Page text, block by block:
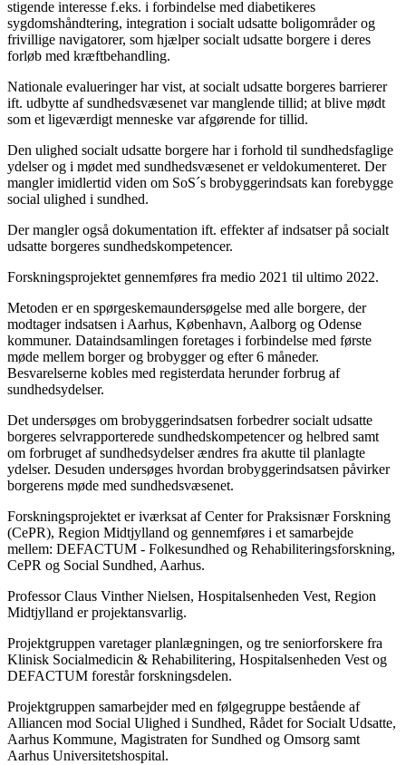
stigende interesse f.eks. i forbindelse med diabetikeres
sygdomshåndtering, integration i socialt udsatte boligområder og
frivillige navigatorer, som hjælper socialt udsatte borgere i deres
forløb med kræftbehandling.
Nationale evalueringer har vist, at socialt udsatte borgeres barrierer
ift. udbytte af sundhedsvæsenet var manglende tillid; at blive mødt
som et ligeværdigt menneske var afgørende for tillid.
Den ulighed socialt udsatte borgere har i forhold til sundhedsfaglige
ydelser og i mødet med sundhedsvæsenet er veldokumenteret. Der
mangler imidlertid viden om SoS´s brobyggerindsats kan forebygge
social ulighed i sundhed.
Der mangler også dokumentation ift. effekter af indsatser på socialt
udsatte borgeres sundhedskompetencer.
Forskningsprojektet gennemføres fra medio 2021 til ultimo 2022.
Metoden er en spørgeskemaundersøgelse med alle borgere, der
modtager indsatsen i Aarhus, København, Aalborg og Odense
kommuner. Dataindsamlingen foretages i forbindelse med første
møde mellem borger og brobygger og efter 6 måneder.
Besvarelserne kobles med registerdata herunder forbrug af
sundhedsydelser.
Det undersøges om brobyggerindsatsen forbedrer socialt udsatte
borgeres selvrapporterede sundhedskompetencer og helbred samt
om forbruget af sundhedsydelser ændres fra akutte til planlagte
ydelser. Desuden undersøges hvordan brobyggerindsatsen påvirker
borgerens møde med sundhedsvæsenet.
Forskningsprojektet er iværksat af Center for Praksisnær Forskning
(CePR), Region Midtjylland og gennemføres i et samarbejde
mellem: DEFACTUM - Folkesundhed og Rehabiliteringsforskning,
CePR og Social Sundhed, Aarhus.
Professor Claus Vinther Nielsen, Hospitalsenheden Vest, Region
Midtjylland er projektansvarlig.
Projektgruppen varetager planlægningen, og tre seniorforskere fra
Klinisk Socialmedicin & Rehabilitering, Hospitalsenheden Vest og
DEFACTUM forestår forskningsdelen.
Projektgruppen samarbejder med en følgegruppe bestående af
Alliancen mod Social Ulighed i Sundhed, Rådet for Socialt Udsatte,
Aarhus Kommune, Magistraten for Sundhed og Omsorg samt
Aarhus Universitetshospital.